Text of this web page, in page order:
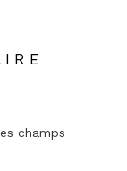
champs